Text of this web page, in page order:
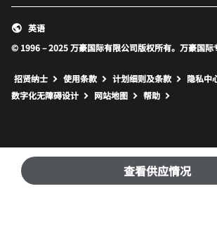
查看供应情况
© 1996 – 2025 万豪国际有限公司版权所有。万豪国际
英语
招贤纳士 使用条款 计划细则及条款
隐私中
数字化无障碍设计
网站地图 打开新窗口
帮助